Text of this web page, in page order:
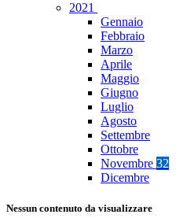
2021
Gennaio
Febbraio
Marzo
Aprile
Maggio
Giugno
Luglio
Agosto
Settembre
Ottobre
Novembre 32
Dicembre
Nessun contenuto da visualizzare